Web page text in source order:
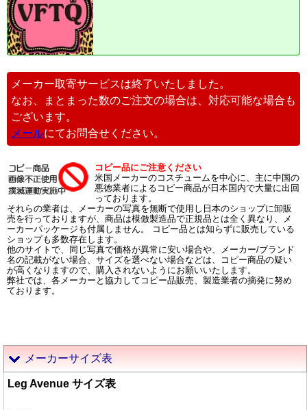
メーカー取寄サービスは終了いたしました。
なお、まとまった数のご注文の場合は、対応可能な場合も
ございます。
メールにてお問合せください。
コピー品にご注意ください
米国メーカーのコスチュームを中心に、主に中国の
悪徳業者によるコピー商品が日本国内で大量に出回
っております。
それらの業者は、メーカーの写真を無断で使用し日本のショップに卸販
売を行っておりますが、商品は模倣製造品で正規品とは全く異なり、メ
ーカーパッケージも付属しません。 コピー品とは知らずに販売している
ショップも多数存在します。
他のサイトで、同じ写真で価格が異常に安い場合や、メーカー/ブランド
名の記載がない場合、サイズを選べない場合などは、コピー商品の疑い
が高くなりますので、購入されないようにお願いいたします。
弊社では、各メーカーと協力してコピー品販売、製造業者の摘発に努め
ております。
メーカーサイズ表
Leg Avenue サイズ表